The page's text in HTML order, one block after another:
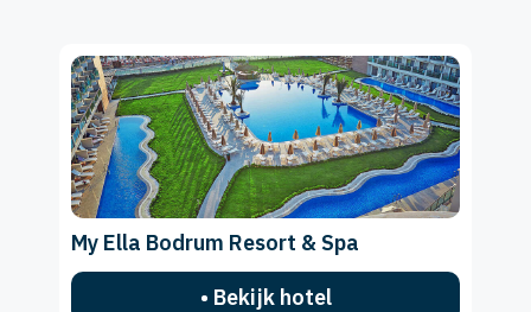
My Ella Bodrum Resort & Spa
• Bekijk hotel